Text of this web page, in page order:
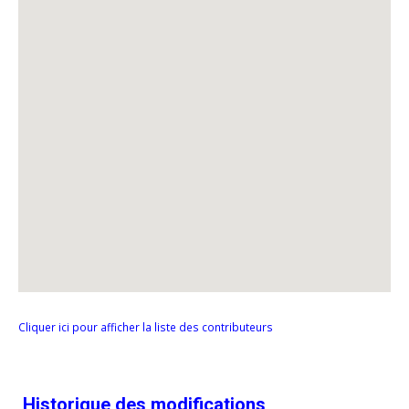
Cliquer ici pour afficher la liste des contributeurs